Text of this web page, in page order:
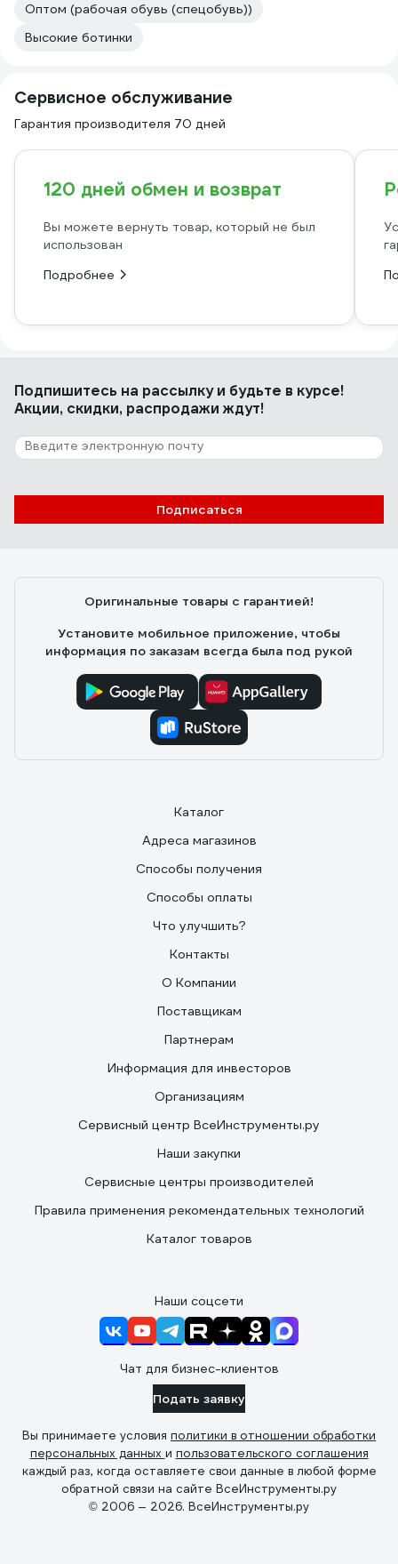
Оптом (рабочая обувь (спецобувь))
Высокие ботинки
Сервисное обслуживание
Гарантия производителя 70 дней
120 дней обмен и возврат
Вы можете вернуть товар, который не был
использован
Подробнее
Подпишитесь на рассылкуи будьте в курсе!
Акции, скидки, распродажи ждут!
Подписаться
Оригинальные товары с гарантией!
Установите мобильное приложение, чтобы
информация по заказам всегда была под рукой
Каталог
Адреса магазинов
Способы получения
Способы оплаты
Что улучшить?
Контакты
О Компании
Поставщикам
Партнерам
Информация для инвесторов
Организациям
Сервисный центр ВсеИнструменты.ру
Наши закупки
Сервисные центры производителей
Правила применения рекомендательных технологий
Каталог товаров
Наши соцсети
Чат для бизнес-клиентов
Подать заявку
Вы принимаете условия политики в отношении обработки
персональных данных и пользовательского соглашения
каждый раз, когда оставляете свои данные в любой форме
обратной связи на сайте ВсеИнструменты.ру
© 2006 — 2026. ВсеИнструменты.ру